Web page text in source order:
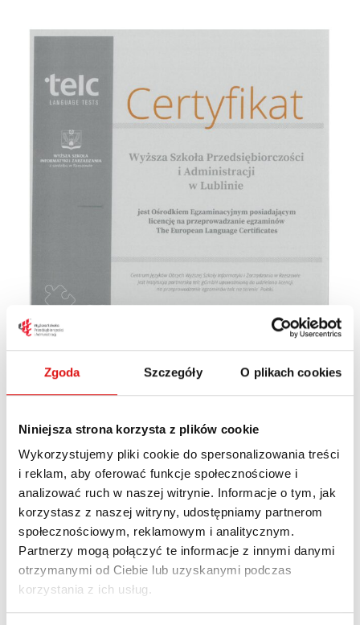
Zgoda Szczegóły O plikach cookies
Niniejsza strona korzysta z plików cookie
Wykorzystujemy pliki cookie do spersonalizowania treści
i reklam, aby oferować funkcje społecznościowe i
analizować ruch w naszej witrynie. Informacje o tym, jak
korzystasz z naszej witryny, udostępniamy partnerom
społecznościowym, reklamowym i analitycznym.
Partnerzy mogą połączyć te informacje z innymi danymi
otrzymanymi od Ciebie lub uzyskanymi podczas
korzystania z ich usług.
Jest nam bardzo miło poinformować, że Wyższa
Szkoła Przedsiębiorczości i Administracji w
Lublinie uzyskała status licencjonowanego
ośrodka egzaminacyjnego telc (The European
Language Certificates).